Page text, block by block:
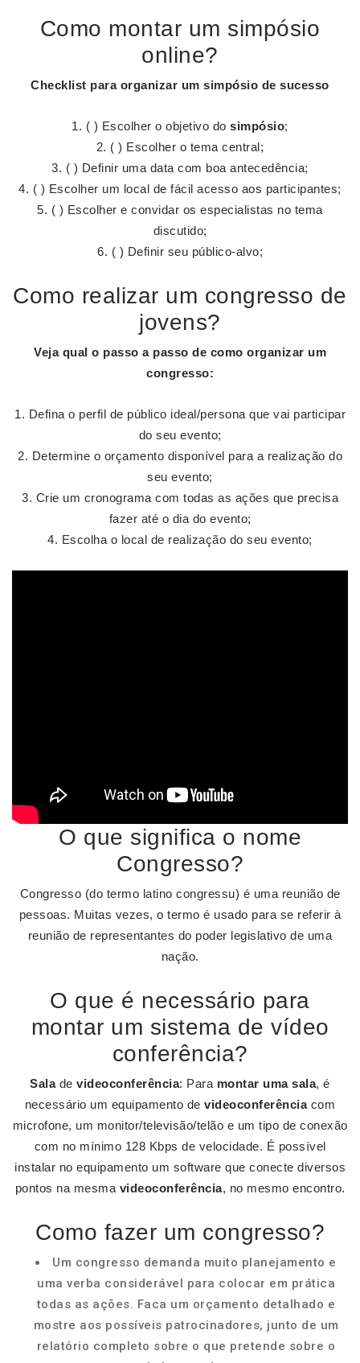
Como montar um simpósio
online?
Checklist para organizar umsimpósio de sucesso
( ) Escolher o objetivo dosimpósio;
( ) Escolher o tema central;
( ) Definir uma data com boa antecedência;
( ) Escolher um local de fácil acesso aos participantes;
( ) Escolher e convidar os especialistas no tema
discutido;
( ) Definir seu público-alvo;
Como realizar um congresso de
jovens?
Veja qual o passo a passo de como organizar um
congresso:
Defina o perfil de público ideal/persona que vai participar
do seu evento;
Determine o orçamento disponível para a realização do
seu evento;
Crie um cronograma com todas as ações que precisa
fazer até o dia do evento;
Escolha o local de realização do seu evento;
O que significa o nome
Congresso?
Congresso (do termo latino congressu) é uma reunião de
pessoas. Muitas vezes, o termo é usado para se referir à
reunião de representantes do poder legislativo de uma
nação.
O que é necessário para
montar um sistema de vídeo
conferência?
Saladevideoconferência: Para montar uma sala, é
necessário um equipamento devideoconferênciacom
microfone, um monitor/televisão/telão e um tipo de conexão
com no mínimo 128 Kbps de velocidade. É possível
instalar no equipamento um software que conecte diversos
pontos na mesma videoconferência, no mesmo encontro.
Como fazer um congresso?
Um congresso demanda muito planejamento e
uma verba considerável para colocar em prática
todas as ações. Faca um orçamento detalhado e
mostre aos possíveis patrocinadores, junto de um
relatório completo sobre o que pretende sobre o